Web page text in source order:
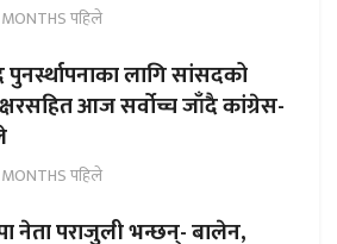
पहिले
लागि सांसदको
आज सर्वोच्च जाँदै कांग्रेस-
पहिले
नेता पराजुली भन्छन्- बालेन,